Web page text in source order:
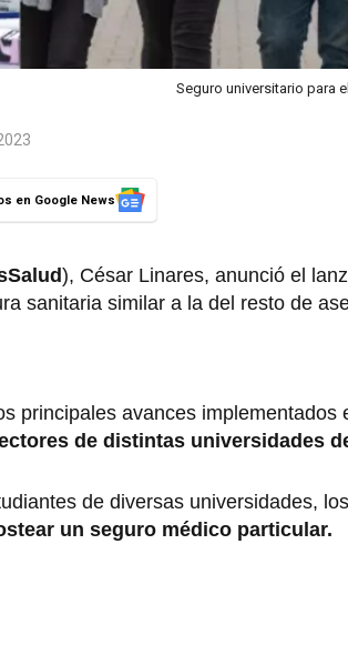
Seguro universitario para
en Google News
), César Linares, anunció el
sanitaria similar a la del resto de
principales avances implementados
de distintas universidades
de diversas universidades,
un seguro médico particular.